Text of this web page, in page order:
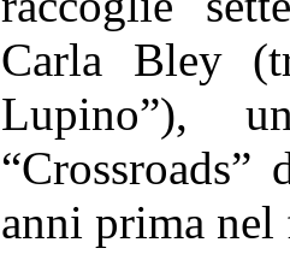
Carla Bley
Lupino”),
anni prima